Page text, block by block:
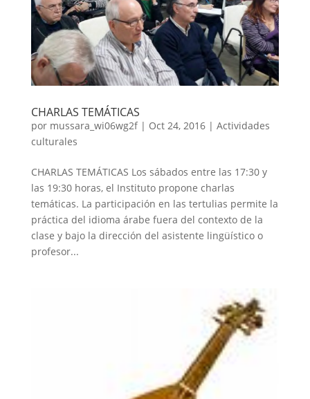
CHARLAS TEMÁTICAS
por mussara_wi06wg2f| Oct 24, 2016| Actividades
culturales
CHARLAS TEMÁTICAS Los sábados entre las 17:30 y
las 19:30 horas, el Instituto propone charlas
temáticas. La participación en las tertulias permite la
práctica del idioma árabe fuera del contexto de la
clase y bajo la dirección del asistente lingüístico o
profesor...